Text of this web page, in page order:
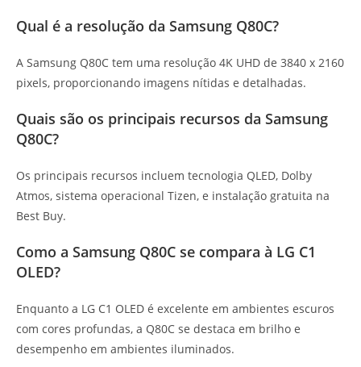
Qual é a resolução da Samsung Q80C?
A Samsung Q80C tem uma resolução 4K UHD de 3840 x 2160
pixels, proporcionando imagens nítidas e detalhadas.
Quais são os principais recursos da Samsung
Q80C?
Os principais recursos incluem tecnologia QLED, Dolby
Atmos, sistema operacional Tizen, e instalação gratuita na
Best Buy.
Como a Samsung Q80C se compara à LG C1
OLED?
Enquanto a LG C1 OLED é excelente em ambientes escuros
com cores profundas, a Q80C se destaca em brilho e
desempenho em ambientes iluminados.